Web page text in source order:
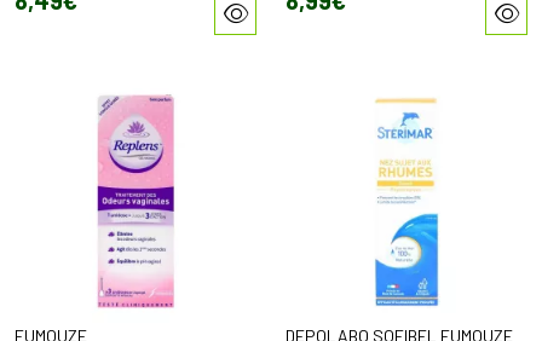
FUMOUZE
DEPOLABO SOFIBEL FUMOUZE